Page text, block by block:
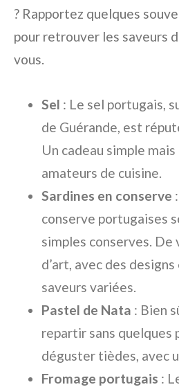
? Rapportez quelques
pour retrouver les saveurs
vous.
Sel : Le sel portugais,
de Guérande, est
Un cadeau simple
amateurs de cuisine.
Sardines en conserve
conserve portugaises
simples conserves.
d’art, avec des
saveurs variées.
Pastel de Nata : Bien
repartir sans quelques
déguster tièdes, avec
Fromage portugais :